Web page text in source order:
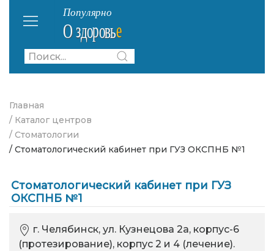
Главная
/ Каталог центров
/ Стоматологии
/ Стоматологический кабинет при ГУЗ ОКСПНБ №1
Стоматологический кабинет при ГУЗ
ОКСПНБ №1
г. Челябинск, ул. Кузнецова 2а, корпус-6
(протезирование), корпус 2 и 4 (лечение).